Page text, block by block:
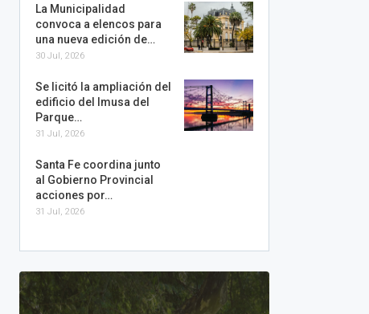
La Municipalidad
convoca a elencos para
una nueva edición de…
30 Jul, 2026
Se licitó la ampliación del
edificio del Imusa del
Parque…
31 Jul, 2026
Santa Fe coordina junto
al Gobierno Provincial
acciones por…
31 Jul, 2026